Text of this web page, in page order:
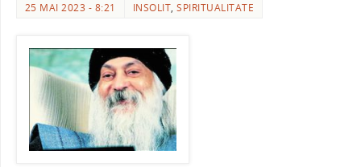
25 MAI 2023 - 8:21 INSOLIT,SPIRITUALITATE